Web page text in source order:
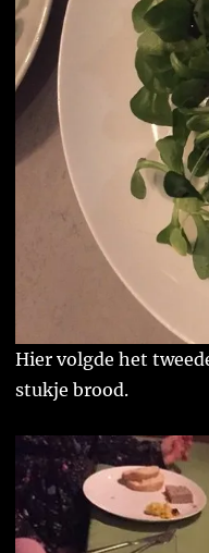
Hier volgde het
stukje brood.